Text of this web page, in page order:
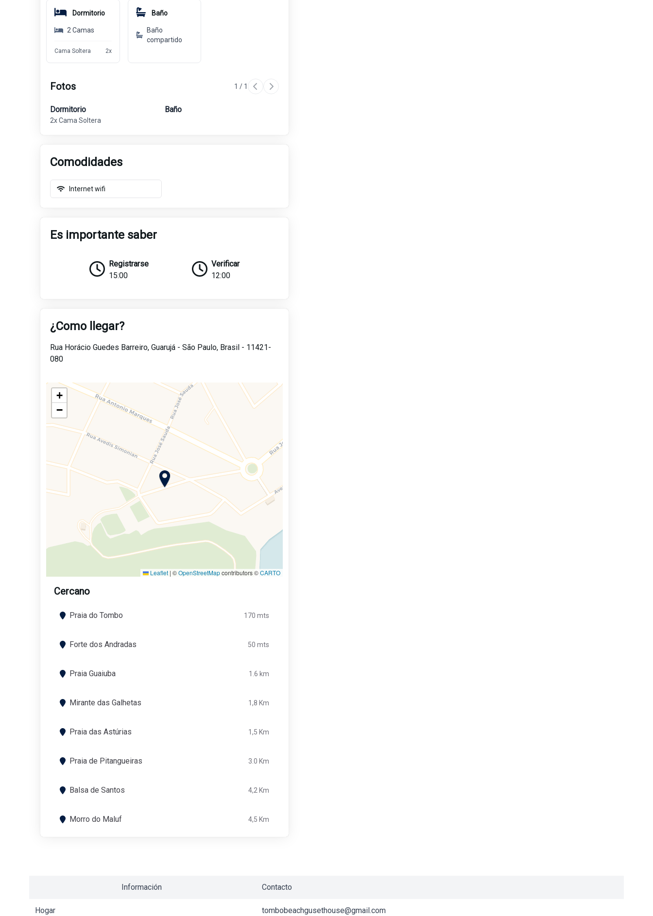
Dormitorio
2 Camas
Cama Soltera 2x
Baño
Baño
compartido
Fotos 1 / 1
Dormitorio
2x Cama Soltera
Baño
Comodidades
Internet wifi
Es importante saber
Registrarse
15:00
Verificar
12:00
¿Como llegar?
Rua Horácio Guedes Barreiro,Guarujá -São Paulo, Brasil - 11421-
080
+
−
Leaflet | ©OpenStreetMapcontributors ©CARTO
Cercano
Praia do Tombo 170 mts
Forte dos Andradas 50 mts
Praia Guaiuba 1.6 km
Mirante das Galhetas 1,8 Km
Praia das Astúrias 1,5 Km
Praia de Pitangueiras 3.0 Km
Balsa de Santos 4,2 Km
Morro do Maluf 4,5 Km
Información Contacto
Hogar tombobeachgusethouse@gmail.com